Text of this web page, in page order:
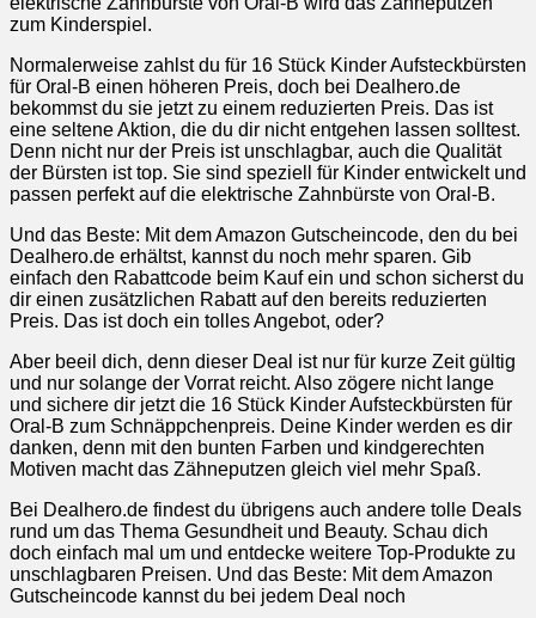
zum Kinderspiel.
Normalerweise zahlst du für 16 Stück Kinder Aufsteckbürsten
für Oral-B einen höheren Preis, doch bei Dealhero.de
bekommst du sie jetzt zu einem reduzierten Preis. Das ist
eine seltene Aktion, die du dir nicht entgehen lassen solltest.
Denn nicht nur der Preis ist unschlagbar, auch die Qualität
der Bürsten ist top. Sie sind speziell für Kinder entwickelt und
passen perfekt auf die elektrische Zahnbürste von Oral-B.
Und das Beste: Mit dem Amazon Gutscheincode, den du bei
Dealhero.de erhältst, kannst du noch mehr sparen. Gib
einfach den Rabattcode beim Kauf ein und schon sicherst du
dir einen zusätzlichen Rabatt auf den bereits reduzierten
Preis. Das ist doch ein tolles Angebot, oder?
Aber beeil dich, denn dieser Deal ist nur für kurze Zeit gültig
und nur solange der Vorrat reicht. Also zögere nicht lange
und sichere dir jetzt die 16 Stück Kinder Aufsteckbürsten für
Oral-B zum Schnäppchenpreis. Deine Kinder werden es dir
danken, denn mit den bunten Farben und kindgerechten
Motiven macht das Zähneputzen gleich viel mehr Spaß.
Bei Dealhero.de findest du übrigens auch andere tolle Deals
rund um das Thema Gesundheit und Beauty. Schau dich
doch einfach mal um und entdecke weitere Top-Produkte zu
unschlagbaren Preisen. Und das Beste: Mit dem Amazon
Gutscheincode kannst du bei jedem Deal noch